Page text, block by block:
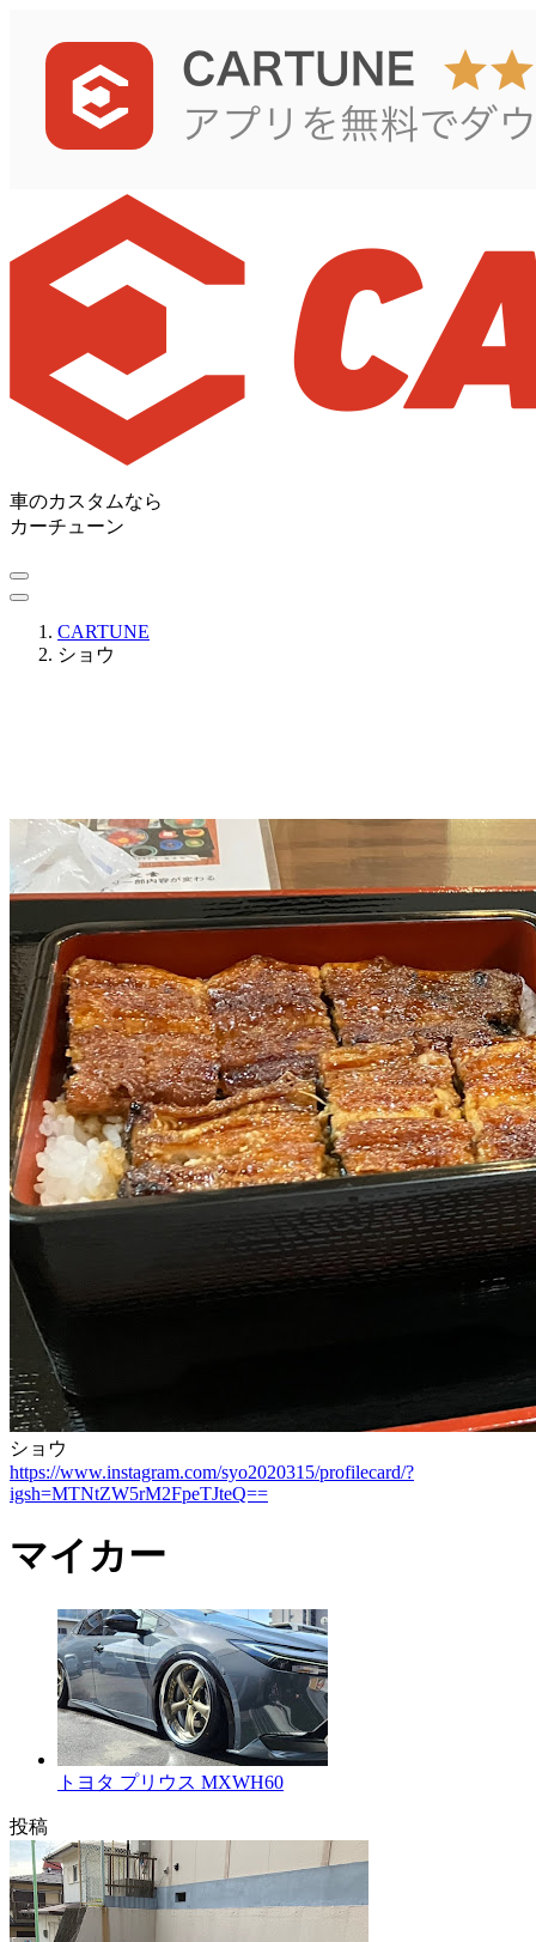
車のカスタムなら
カーチューン
CARTUNE
ショウ
ショウ
https://www.instagram.com/syo2020315/profilecard/?
igsh=MTNtZW5rM2FpeTJteQ==
マイカー
トヨタ プリウス MXWH60
投稿